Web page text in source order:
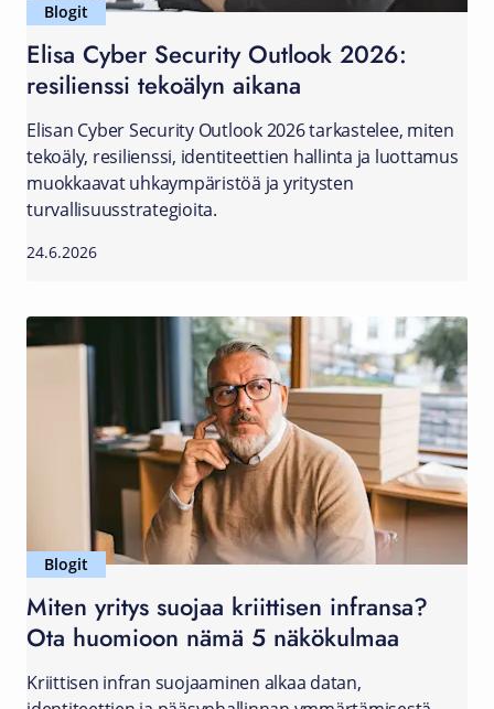
Blogit
Elisa Cyber Security Outlook 2026:
resilienssi tekoälyn aikana
Elisan Cyber Security Outlook 2026 tarkastelee, miten
tekoäly, resilienssi, identiteettien hallinta ja luottamus
muokkaavat uhkaympäristöä ja yritysten
turvallisuusstrategioita.
24.6.2026
Blogit
Miten yritys suojaa kriittisen infransa?
Ota huomioon nämä 5 näkökulmaa
Kriittisen infran suojaaminen alkaa datan,